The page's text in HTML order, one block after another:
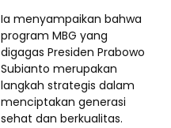
Ia menyampaikan bahwa
program MBG yang
digagas Presiden Prabowo
Subianto merupakan
langkah strategis dalam
menciptakan generasi
sehat dan berkualitas.